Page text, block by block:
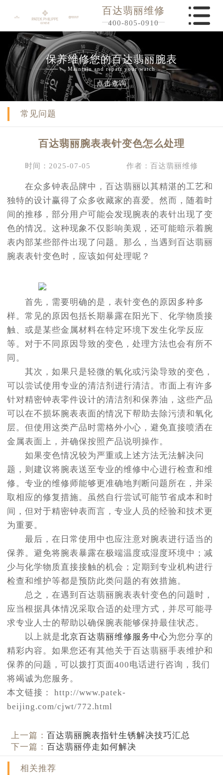
百达翡丽维修
400-805-0910
保养维修您的百达翡丽腕表
Maintain and repair your watch
点击查询
常见问题
百达翡丽腕表表针变色怎么处理
时间：2025-07-05 作者：百达翡丽维修
在众多钟表品牌中，百达翡丽以其精湛的工艺和
独特的设计赢得了众多收藏家的喜爱。然而，随着时
间的推移，部分用户可能会发现腕表的表针出现了变
色的情况。这种现象不仅影响美观，还可能暗示着腕
表内部某些部件出现了问题。那么，当遇到百达翡丽
腕表表针变色时，应该如何处理呢？
首先，需要明确的是，表针变色的原因多种多
样。常见的原因包括长期暴露在阳光下、化学物质接
触、或是某些金属材料在特定环境下发生化学反应
等。对于不同原因导致的变色，处理方法也会有所不
同。
其次，如果只是轻微的氧化或污染导致的变色，
可以尝试使用专业的清洁剂进行清洁。市面上有许多
针对精密钟表零件设计的清洁剂和保养油，这些产品
可以在不损坏腕表表面的情况下帮助去除污渍和氧化
层。但使用这类产品时需格外小心，避免直接喷洒在
金属表面上，并确保按照产品说明操作。
如果变色情况较为严重或上述方法无法解决问
题，则建议将腕表送至专业的维修中心进行检查和维
修。专业的维修师能够更准确地判断问题所在，并采
取相应的修复措施。虽然自行尝试可能节省成本和时
间，但对于精密钟表而言，专业人员的经验和技术更
为重要。
最后，在日常使用中也应注意对腕表进行适当的
保养。避免将腕表暴露在极端温度或湿度环境中；减
少与化学物质直接接触的机会；定期到专业机构进行
检查和维护等都是预防此类问题的有效措施。
总之，在遇到百达翡丽腕表表针变色的问题时，
应当根据具体情况采取合适的处理方式，并尽可能寻
求专业人士的帮助以确保腕表能够保持最佳状态。
以上就是北京百达翡丽维修服务中心为您分享的
精彩内容。如果您还有其他关于百达翡丽手表维护和
保养的问题，可以拨打页面400电话进行咨询，我们
将竭诚为您服务。
本文链接： http://www.patek-
beijing.com/cjwt/772.html
上一篇：百达翡丽腕表指针生锈解决技巧汇总
下一篇：百达翡丽停走如何解决
相关推荐